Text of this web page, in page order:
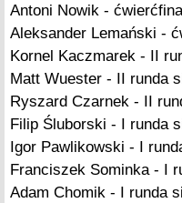
Antoni Nowik -
Aleksander Lemański -
Kornel Kaczmarek - II
Matt Wuester - II runda
Ryszard Czarnek - II
Filip Śluborski - I runda
Igor Pawlikowski - I
Franciszek Sominka - I
Adam Chomik - I runda